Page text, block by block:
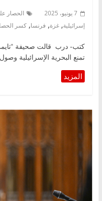
7 يونيو، 2025 الحصار
إسرائيلية, غزة, فرنسا, كسر
كتب- درب قالت صحيفة
تمنع البحرية الإسرائيلية